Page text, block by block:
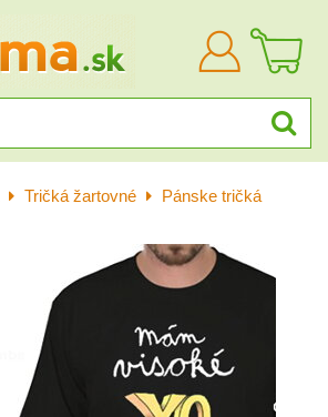
Prihlásiť
sa
Tričká žartovné
Pánske tričká